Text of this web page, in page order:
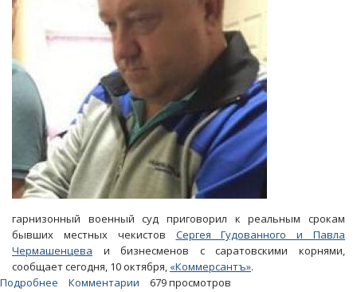
гарнизонный военный суд приговорил к реальным срокам
бывших местных чекистов Сергея Гудованного и Павла
Чермашенцева и бизнесменов с саратовскими корнями,
сообщает сегодня, 10 октября, «Коммерсантъ».
Подробнее
Комментарии 679 просмотров